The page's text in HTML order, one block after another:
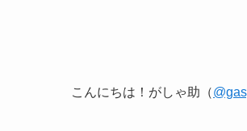
こんにちは！がしゃ助（